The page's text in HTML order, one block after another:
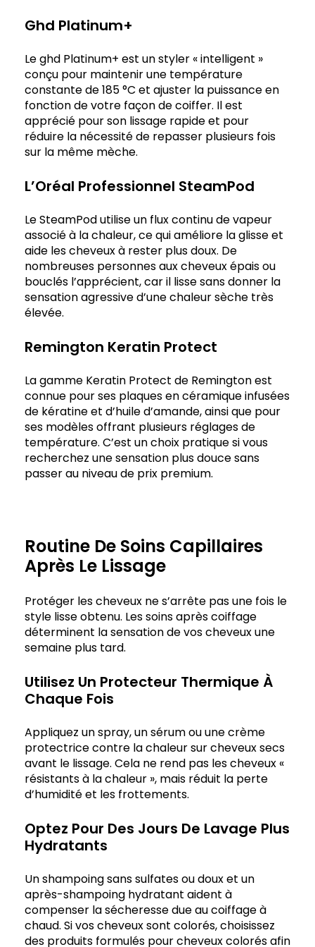
Ghd Platinum+
Le ghd Platinum+ est un styler « intelligent »
conçu pour maintenir une température
constante de 185 °C et ajuster la puissance en
fonction de votre façon de coiffer. Il est
apprécié pour son lissage rapide et pour
réduire la nécessité de repasser plusieurs fois
sur la même mèche.
L’Oréal Professionnel SteamPod
Le SteamPod utilise un flux continu de vapeur
associé à la chaleur, ce qui améliore la glisse et
aide les cheveux à rester plus doux. De
nombreuses personnes aux cheveux épais ou
bouclés l’apprécient, car il lisse sans donner la
sensation agressive d’une chaleur sèche très
élevée.
Remington Keratin Protect
La gamme Keratin Protect de Remington est
connue pour ses plaques en céramique infusées
de kératine et d’huile d’amande, ainsi que pour
ses modèles offrant plusieurs réglages de
température. C’est un choix pratique si vous
recherchez une sensation plus douce sans
passer au niveau de prix premium.
Routine De Soins Capillaires
Après Le Lissage
Protéger les cheveux ne s’arrête pas une fois le
style lisse obtenu. Les soins après coiffage
déterminent la sensation de vos cheveux une
semaine plus tard.
Utilisez Un Protecteur Thermique À
Chaque Fois
Appliquez un spray, un sérum ou une crème
protectrice contre la chaleur sur cheveux secs
avant le lissage. Cela ne rend pas les cheveux «
résistants à la chaleur », mais réduit la perte
d’humidité et les frottements.
Optez Pour Des Jours De Lavage Plus
Hydratants
Un shampoing sans sulfates ou doux et un
après-shampoing hydratant aident à
compenser la sécheresse due au coiffage à
chaud. Si vos cheveux sont colorés, choisissez
des produits formulés pour cheveux colorés afin